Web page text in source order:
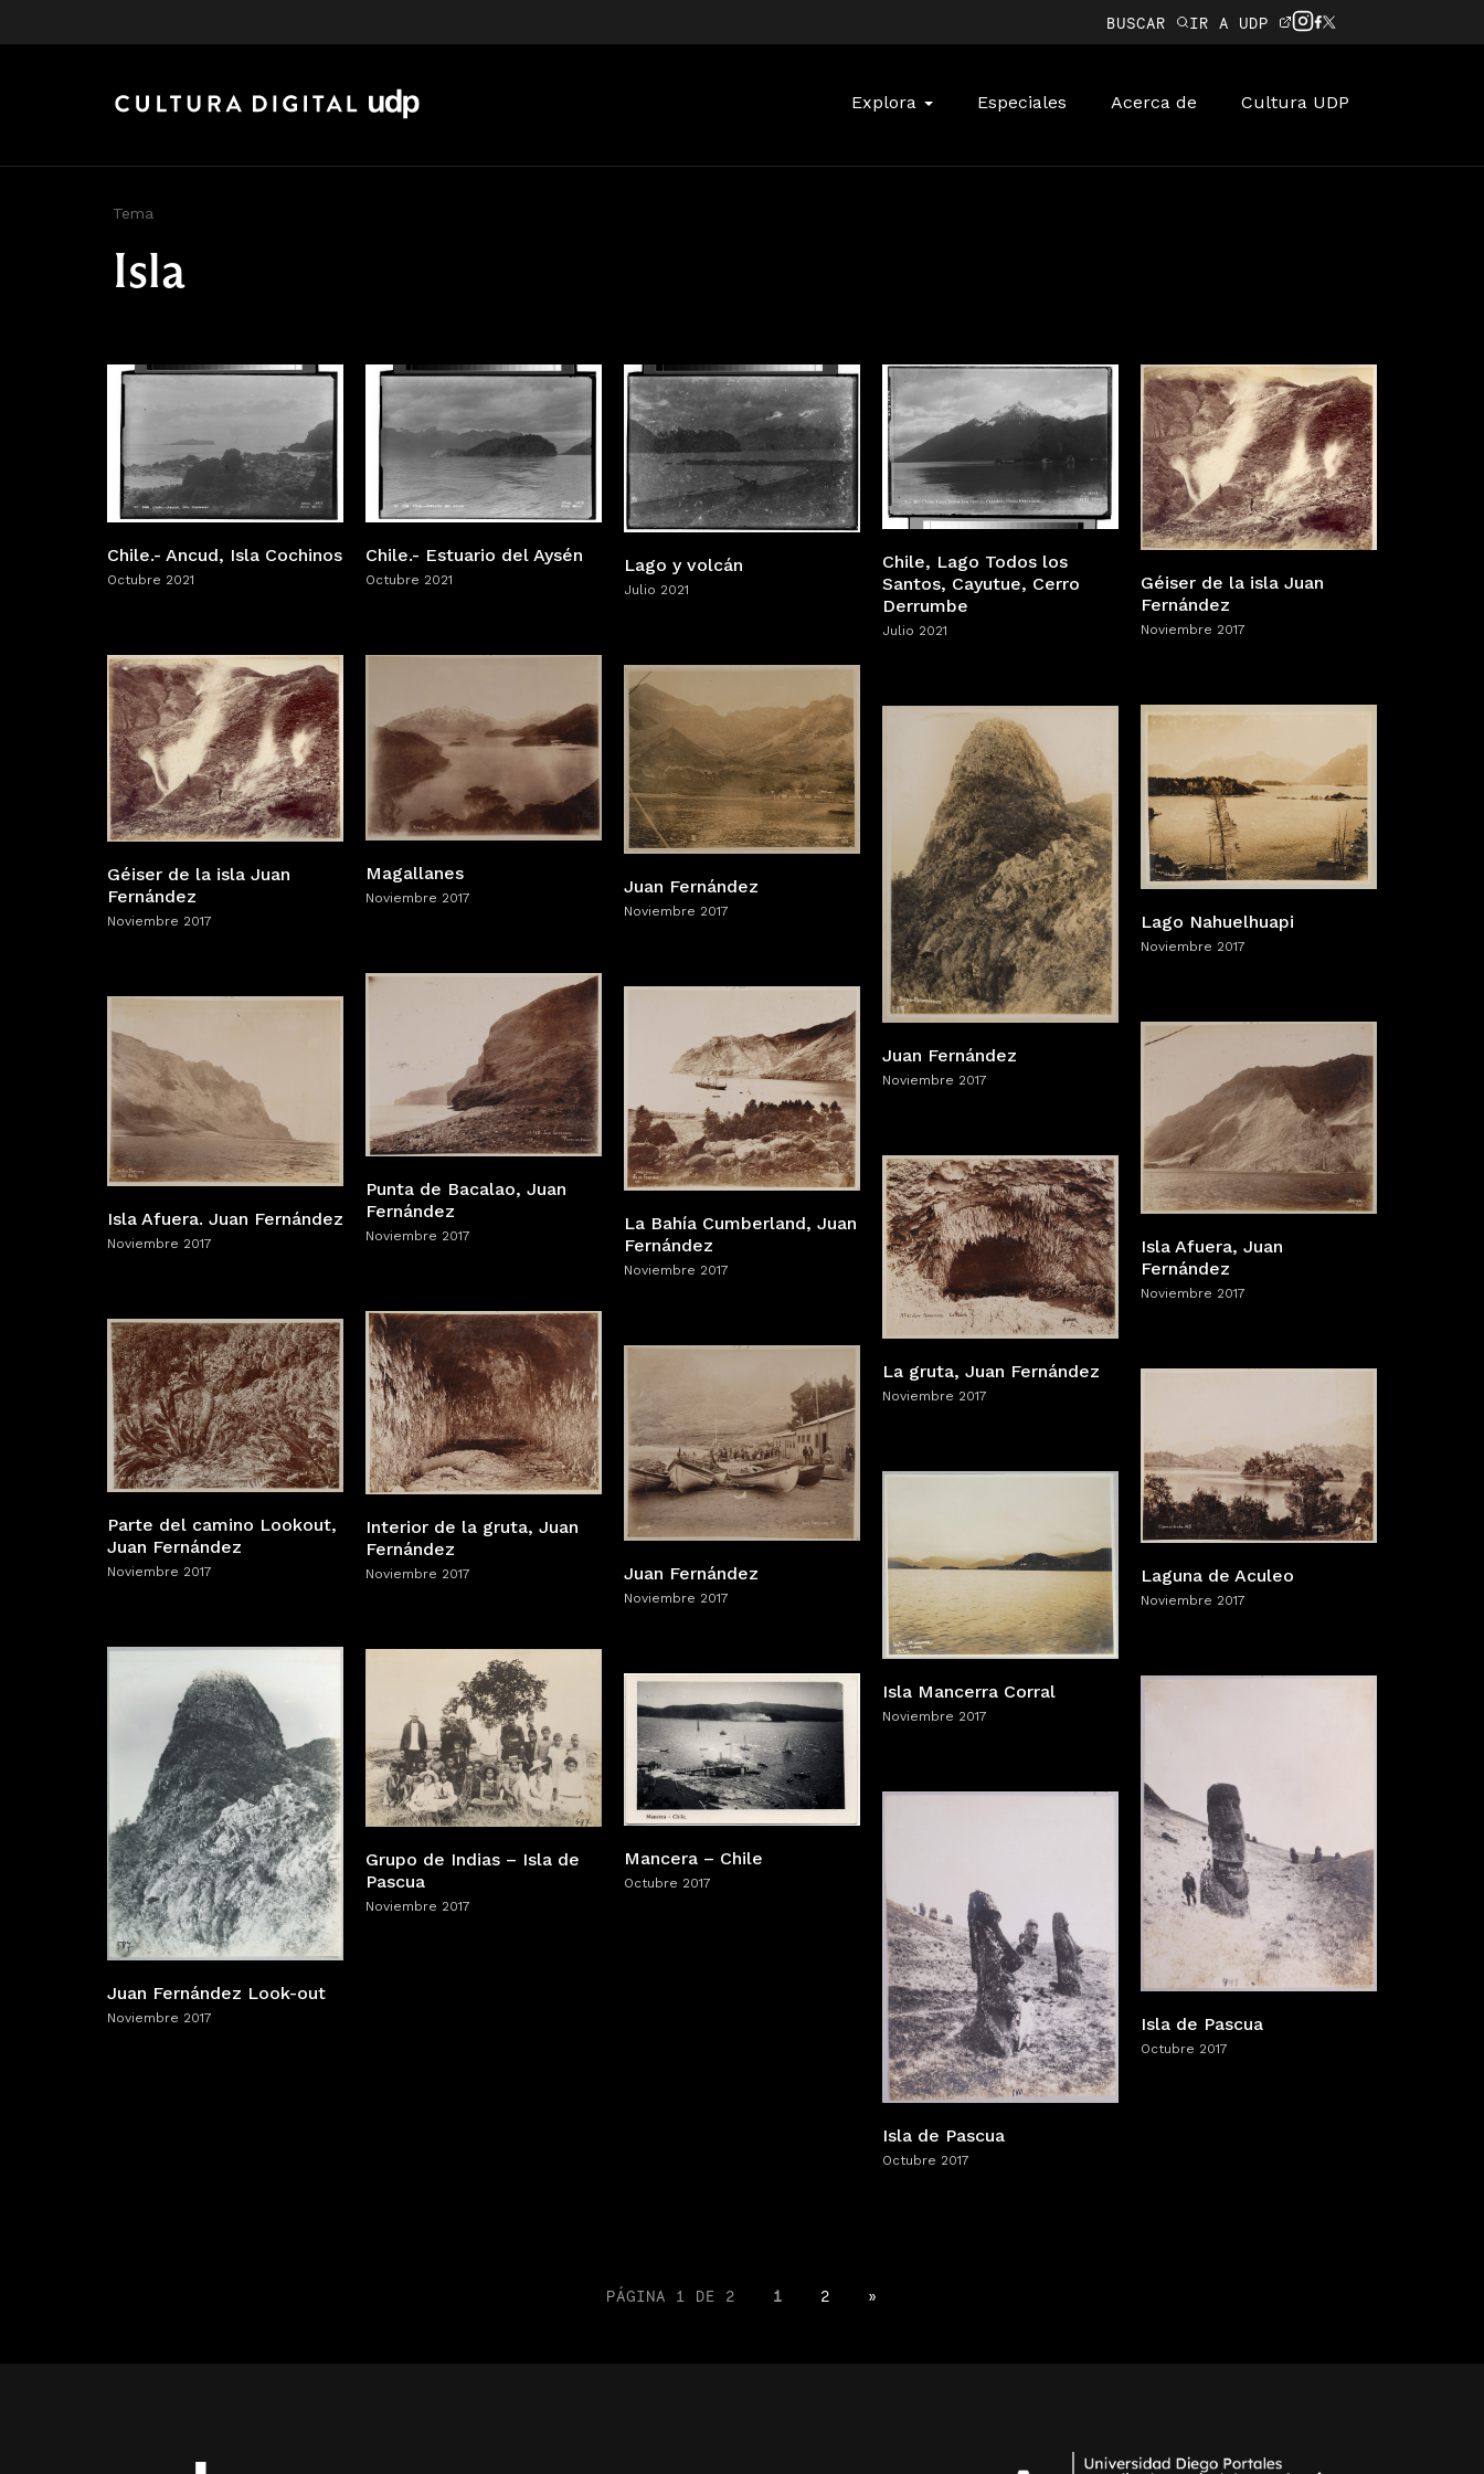
BUSCAR IR A UDP
Explora Especiales Acerca de Cultura UDP
Tema
Isla
Chile.- Ancud, Isla Cochinos
Octubre 2021
Chile.- Estuario del Aysén
Octubre 2021
Lago y volcán
Julio 2021
Chile, Lago Todos los
Santos, Cayutue, Cerro
Derrumbe
Julio 2021
Géiser de la isla Juan
Fernández
Noviembre 2017
Géiser de la isla Juan
Fernández
Noviembre 2017
Magallanes
Noviembre 2017
Juan Fernández
Noviembre 2017
Lago Nahuelhuapi
Noviembre 2017
Juan Fernández
Noviembre 2017
Punta de Bacalao, Juan
Fernández
Noviembre 2017
La Bahía Cumberland, Juan
Fernández
Noviembre 2017
Isla Afuera. Juan Fernández
Noviembre 2017
Isla Afuera, Juan
Fernández
Noviembre 2017
La gruta, Juan Fernández
Noviembre 2017
Interior de la gruta, Juan
Fernández
Noviembre 2017
Parte del camino Lookout,
Juan Fernández
Noviembre 2017 Juan Fernández
Noviembre 2017
Laguna de Aculeo
Noviembre 2017
Isla Mancerra Corral
Noviembre 2017
Juan Fernández Look-out
Noviembre 2017
Grupo de Indias – Isla de
Pascua
Noviembre 2017
Mancera – Chile
Octubre 2017
Isla de Pascua
Octubre 2017
Isla de Pascua
Octubre 2017
PÁGINA 1 DE 2 1 2 »